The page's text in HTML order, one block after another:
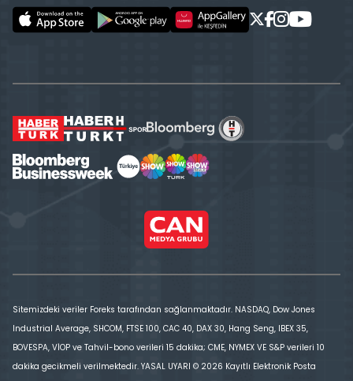
Sitemizdeki veriler Foreks tarafından sağlanmaktadır. NASDAQ, Dow Jones
Industrial Average, SHCOM, FTSE 100, CAC 40, DAX 30, Hang Seng, IBEX 35,
BOVESPA, VİOP ve Tahvil-bono verileri 15 dakika; CME, NYMEX VE S&P verileri 10
dakika gecikmeli verilmektedir. YASAL UYARI © 2026 Kayıtlı Elektronik Posta